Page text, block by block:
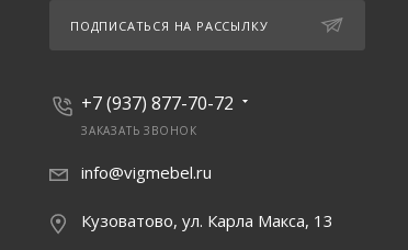
ПОДПИСАТЬСЯ НА РАССЫЛКУ
+7 (937) 877-70-72
ЗАКАЗАТЬ ЗВОНОК
info@vigmebel.ru
Кузоватово, ул. Карла Макса, 13